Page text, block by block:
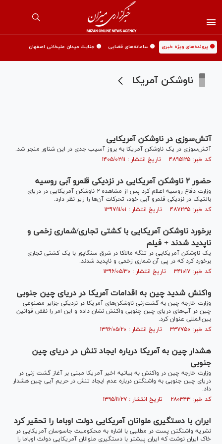
🟡 پرونده‌های ویژه خبری 🟡 سامانه‌های قضایی 🟡 جنایت میدان علیخانی اصفهان
ناوشکن آمریکا
آتش‌سوزی در ناوشکن آمریکایی
آتش‌سوزی در یک ناوشکن آمریکا به بروز آسیب جدی در این شناور منجر شد.
کد خبر: ۴۸۹۵۱۲۵ تاریخ انتشار : ۱۴۰۵/۰۲/۱۱
حضور ۲ ناوشکن آمریکایی در نزدیکی قلمرو آبی روسیه
وزارت دفاع روسیه اعلام کرد پس از مشاهده ۲ ناوشکن آمریکایی در دریای
بالتیک در نزدیکی قلمرو آبی خود، تحرکات آن‌ها را زیر نظر دارد.
کد خبر: ۴۸۷۲۳۵ تاریخ انتشار : ۱۳۹۷/۱۱/۰۱
برخورد ناوشکن آمریکایی با کشتی تجاری/شماری زخمی و
ناپدید شدند + فیلم
یک ناوشکن آمریکایی در تنگه مالاکا در شرق سنگاپور با یک کشتی تجاری
برخورد کرد که در پی آن شماری زخمی و ناپدید شدند.
کد خبر: ۳۴۱۰۱۷ تاریخ انتشار : ۱۳۹۶/۰۵/۳۰
واکنش شدید چین به اقدامات آمریکا در دریای چین جنوبی
وزارت خارجه چین به گشت‌زنی ناوشکن‌های آمریکا در نزدیکی جزایر مصنوعی
چین در آب‌های دریای چین چنوبی واکنش نشان داده و این امر را نقض قوانین
بین‌المللی عنوان کرد.
کد خبر: ۳۳۷۷۵۰ تاریخ انتشار : ۱۳۹۶/۰۵/۲۰
هشدار چین به آمریکا درباره ایجاد تنش در دریای چین
جنوبی
وزارت خارجه چین در واکنش به بیانیه اخیر آمریکا مبنی بر آغاز گشت زنی در
دریای چین جنوبی به واشنگتن درباره عدم ایجاد تنش در حریم آبی چین هشدار
داد.
کد خبر: ۲۸۰۳۴۳ تاریخ انتشار : ۱۳۹۵/۱۱/۲۷
ایران با دستگیری ملوانان آمریکایی دولت اوباما را تحقیر کرد
نشریه واشنگتن پست در مطلبی با اشاره به محکومیت جاسوسان آمریکایی در
خاک ایران نوشت که ایران پیشتر با دستگیری ملوانان آمریکایی دولت اوباما را